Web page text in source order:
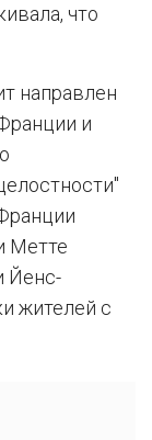
что
направлен
и
Метте
Йенс-
жителей с